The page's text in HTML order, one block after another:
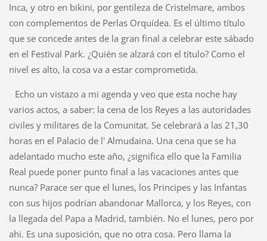
Inca, y otro en bikini, por gentileza de Cristelmare, ambos
con complementos de Perlas Orquídea. Es el último título
que se concede antes de la gran final a celebrar este sábado
en el Festival Park. ¿Quién se alzará con el título? Como el
nivel es alto, la cosa va a estar comprometida.
Echo un vistazo a mi agenda y veo que esta noche hay
varios actos, a saber: la cena de los Reyes a las autoridades
civiles y militares de la Comunitat. Se celebrará a las 21,30
horas en el Palacio de l' Almudaina. Una cena que se ha
adelantado mucho este año, ¿significa ello que la Familia
Real puede poner punto final a las vacaciones antes que
nunca? Parace ser que el lunes, los Principes y las Infantas
con sus hijos podrían abandonar Mallorca, y los Reyes, con
la llegada del Papa a Madrid, también. No el lunes, pero por
ahi. Es una suposición, que no otra cosa. Pero llama la